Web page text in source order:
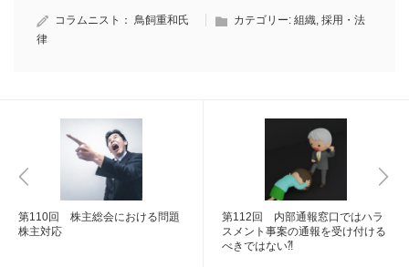
コラムニスト： 鳥飼重和氏 カテゴリー: 組織, 採用・法
律
第110回 株主総会における問題
株主対応
第112回 内部通報窓口ではハラ
スメント事案の通報を受け付ける
べきではない⁈